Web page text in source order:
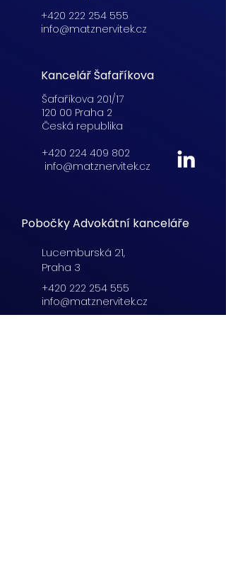
+420 222 254 555
info@matznervitek.cz
Kancelář Šafaříkova
Šafaříkova 201/17
120 00 Praha 2
Česká republika
+420 224 409 802
info@matznervitek.cz
Pobočky Advokátní kanceláře
Lucemburská 21,
Praha 3
+420 222 254 555
info@matznervitek.cz